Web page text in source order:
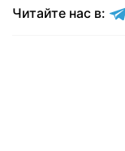
Читайте нас в: